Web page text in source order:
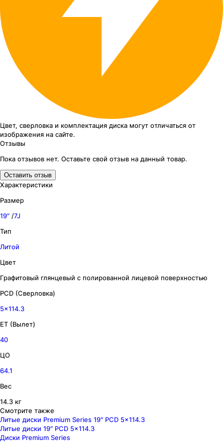
Цвет, сверловка и комплектация диска могут отличаться от
изображения на сайте.
Отзывы
Пока отзывов нет. Оставьте свой отзыв на данный товар.
Оставить отзыв
Характеристики
Размер
19″ /7J
Тип
Литой
Цвет
Графитовый глянцевый с полированной лицевой поверхностью
PCD (Сверловка)
5x114.3
ET (Вылет)
40
ЦО
64.1
Вес
14.3 кг
Смотрите также
Литые диски Premium Series 19″ PCD 5x114.3
Литые диски 19″ PCD 5x114.3
Диски Premium Series